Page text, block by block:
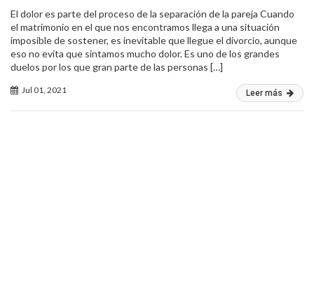
El dolor es parte del proceso de la separación de la pareja Cuando
el matrimonio en el que nos encontramos llega a una situación
imposible de sostener, es inevitable que llegue el divorcio, aunque
eso no evita que sintamos mucho dolor. Es uno de los grandes
duelos por los que gran parte de las personas […]
Jul 01, 2021 Leer más